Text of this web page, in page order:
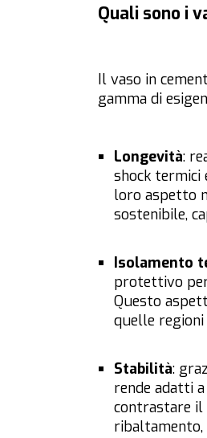
Quali sono i
Il vaso in
gamma di
Longevità:
shock termici
loro aspetto
sostenibile,
Isolamento
protettivo
Questo
quelle
Stabilità:
rende adatti
contrastare il
ribaltamento,